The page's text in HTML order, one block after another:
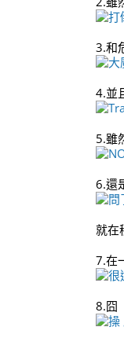
3.和
4.並
5.雖
6.還
就在
7.在
8.囧